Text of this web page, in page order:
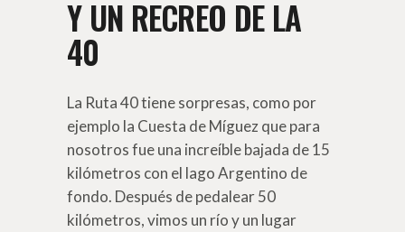
Y UN RECREO DE LA
40
La Ruta 40 tiene sorpresas, como por
ejemplo la Cuesta de Míguez que para
nosotros fue una increíble bajada de 15
kilómetros con el lago Argentino de
fondo. Después de pedalear 50
kilómetros, vimos un río y un lugar